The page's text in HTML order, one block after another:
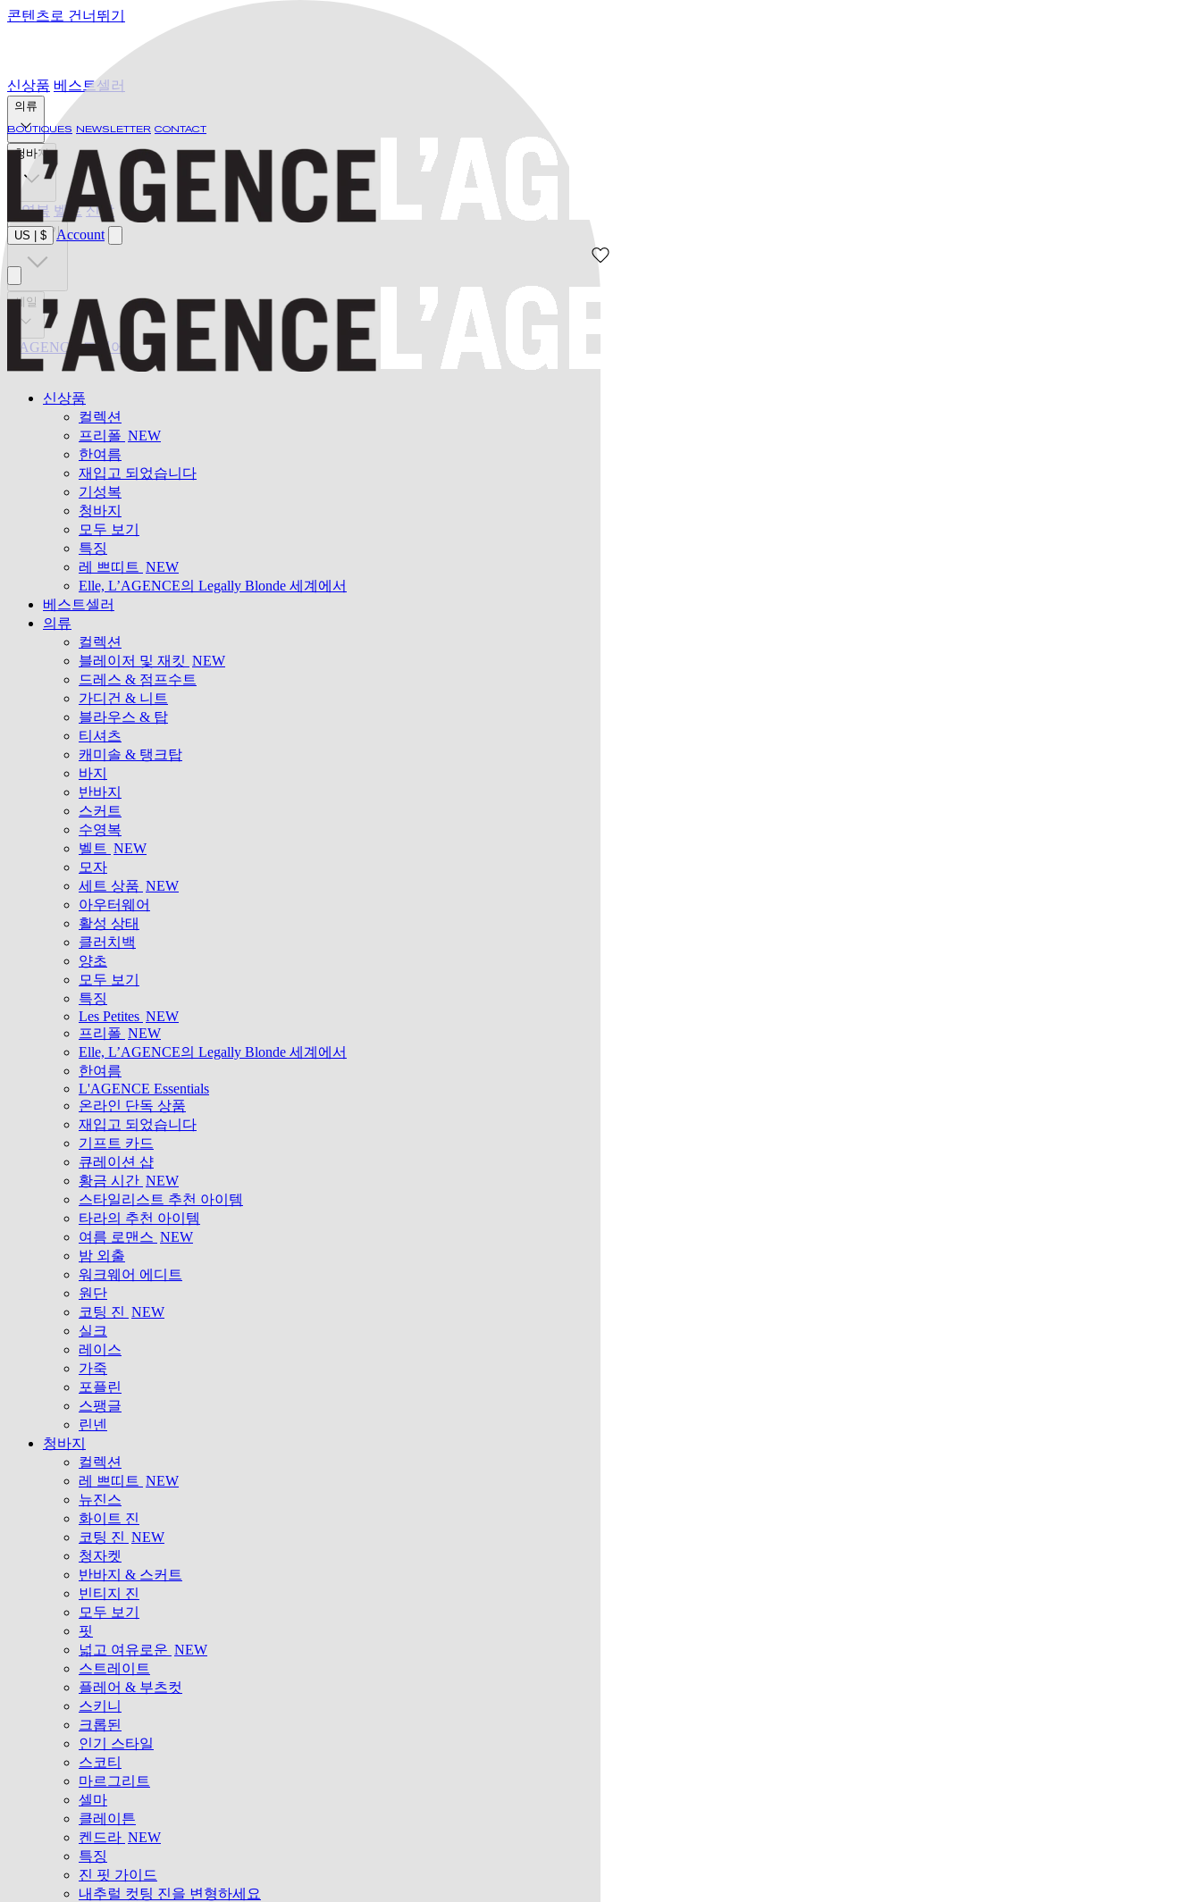
콘텐츠로 건너뛰기
BOUTIQUES NEWSLETTER CONTACT
US $ Account
신상품
컬렉션
프리폴 NEW
한여름
재입고 되었습니다
기성복
청바지
모두 보기
특징
레 쁘띠트 NEW
Elle, L’AGENCE의 Legally Blonde 세계에서
베스트셀러
의류
컬렉션
블레이저 및 재킷 NEW
드레스 & 점프수트
가디건 & 니트
블라우스 & 탑
티셔츠
캐미솔 & 탱크탑
바지
반바지
스커트
수영복
벨트 NEW
모자
세트 상품 NEW
아우터웨어
활성 상태
클러치백
양초
모두 보기
특징
Les Petites NEW
프리폴 NEW
Elle, L’AGENCE의 Legally Blonde 세계에서
한여름
L'AGENCE Essentials
온라인 단독 상품
재입고 되었습니다
기프트 카드
큐레이션 샵
황금 시간 NEW
스타일리스트 추천 아이템
타라의 추천 아이템
여름 로맨스 NEW
밤 외출
워크웨어 에디트
원단
코팅 진 NEW
실크
레이스
가죽
포플린
스팽글
린넨
청바지
컬렉션
레 쁘띠트 NEW
뉴진스
화이트 진
코팅 진 NEW
청자켓
반바지 & 스커트
빈티지 진
모두 보기
핏
넓고 여유로운 NEW
스트레이트
플레어 & 부츠컷
스키니
크롭된
인기 스타일
스코티
마르그리트
셀마
클레이튼
켄드라 NEW
특징
진 핏 가이드
내추럴 컷팅 진을 변형하세요
신상품 베스트셀러
의류
청바지
수영복 벨트 신발
발견하기
세일
L'AGENCE 드디어